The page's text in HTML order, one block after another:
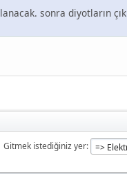
sonra diyotların
Gitmek istediğiniz yer